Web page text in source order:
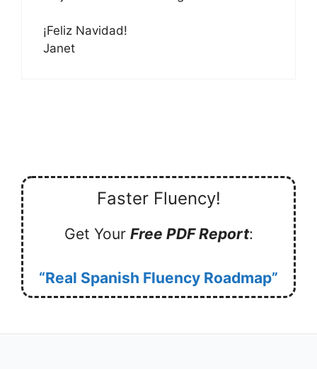
¡Feliz Navidad!
Janet
Faster Fluency!
Get Your Free PDF Report:
“Real Spanish Fluency Roadmap”